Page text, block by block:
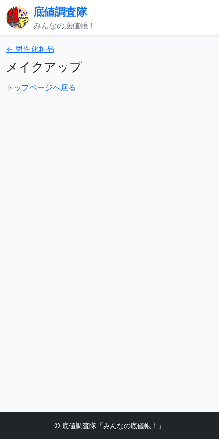
底値調査隊
みんなの底値帳！
← 男性化粧品
メイクアップ
トップページへ戻る
© 底値調査隊「みんなの底値帳！」